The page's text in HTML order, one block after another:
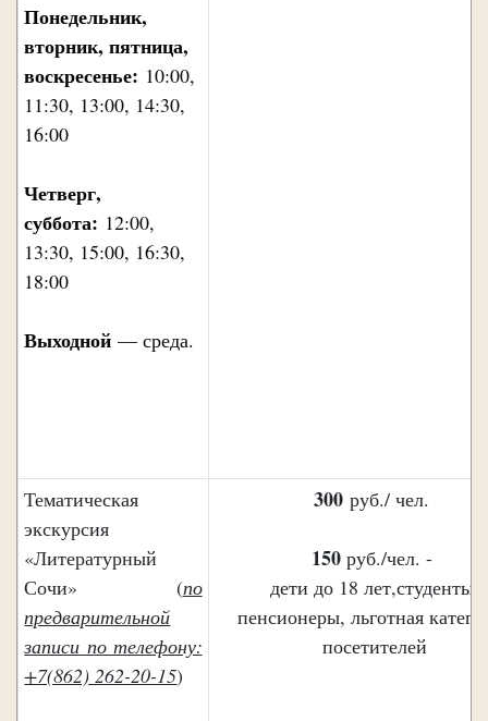
Понедельник,
вторник, пятница,
воскресенье: 10:00,
11:30, 13:00, 14:30,
16:00
Четверг,
суббота: 12:00,
13:30, 15:00, 16:30,
18:00
Выходной— среда.
Тематическая
экскурсия
«Литературный
Сочи» (по
предварительной
записи по телефону:
+7(862) 262-20-15)
300 руб./ чел.
150руб./чел. -
дети до 18 лет,студенты,
пенсионеры, льготная
посетителей